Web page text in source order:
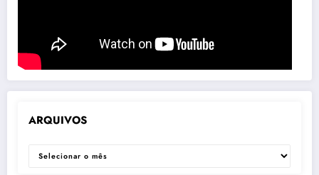
ARQUIVOS
ARQUIVOS